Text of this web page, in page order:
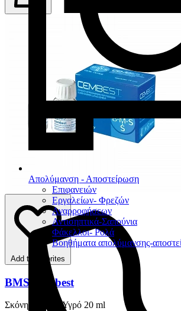
Απολύμανση - Αποστείρωση
Επιφανειών
Εργαλείων- Φρεζών
Αναρροφήσεων
Αντισηπτικά-Σαπούνια
Φάκελλοι- Ρολά
Βοηθήματα απολύμανσης-
Add to favorites
BMS Cembest
Σκόνη 35 gr & Υγρό 20 ml